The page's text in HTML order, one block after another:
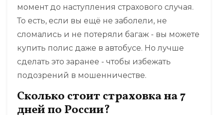
момент до наступления страхового случая.
То есть, если вы ещё не заболели, не
сломались и не потеряли багаж - вы можете
купить полис даже в автобусе. Но лучше
сделать это заранее - чтобы избежать
подозрений в мошенничестве.
Сколько стоит страховка на 7
дней по России?